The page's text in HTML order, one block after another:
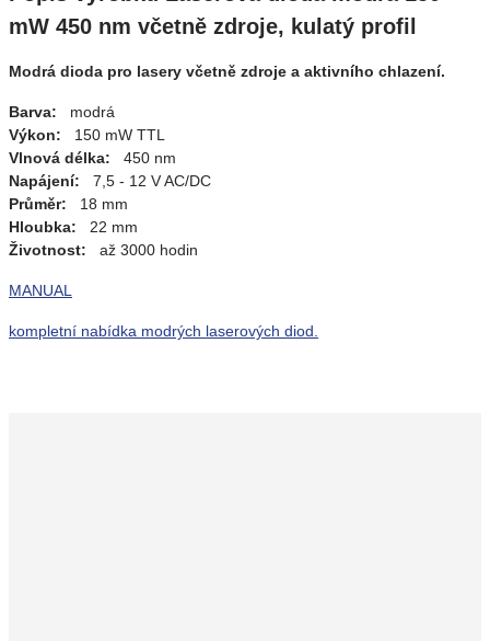
mW 450 nm včetně zdroje, kulatý profil
Modrá dioda pro lasery včetně zdroje a aktivního chlazení.
Barva: modrá
Výkon: 150 mW TTL
Vlnová délka: 450 nm
Napájení: 7,5 - 12 V AC/DC
Průměr: 18 mm
Hloubka: 22 mm
Životnost: až 3000 hodin
MANUAL
kompletní nabídka modrých laserových diod.